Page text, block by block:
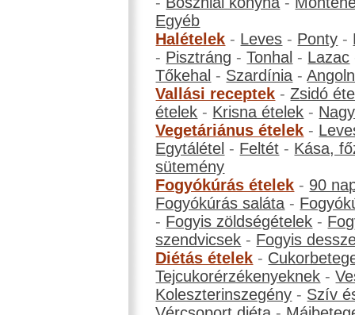
Egyéb
Halételek - Leves - Ponty -
- Pisztráng -Tonhal - Lazac
Tőkehal - Szardínia -
Vallási receptek -Zsidó
ételek - Krisna ételek -
Vegetáriánus ételek -
Egytálétel - Feltét - Kása,
sütemény
Fogyókúrás ételek - 90
Fogyókúrás saláta -
- Fogyis zöldségételek -
szendvicsek - Fogyis
Diétás ételek -
Tejcukorérzékenyeknek -
Koleszterinszegény - Szív